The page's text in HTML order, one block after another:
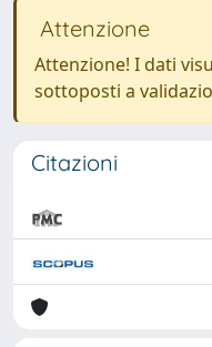
Attenzione
Attenzione! I dati
sottoposti a
Citazioni